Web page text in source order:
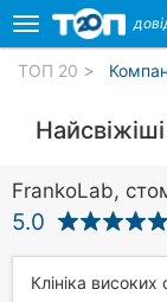
Обрані
компанії
рубрики:
Toggle
navigation
ТОП 20
5.0
Клініка високих